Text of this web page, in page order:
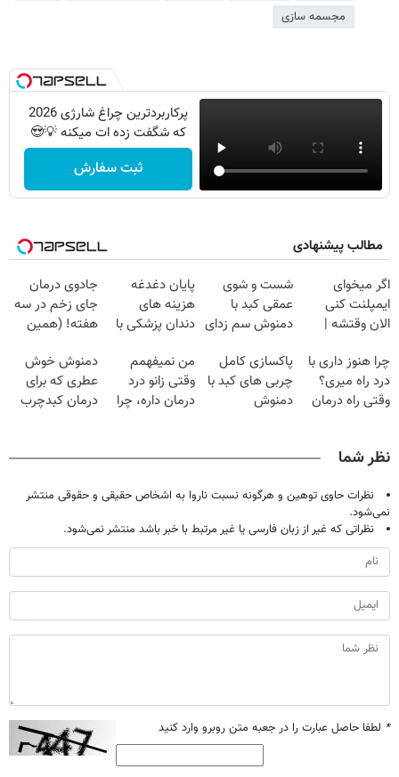
مجسمه سازی
پرکاربردترین چراغ شارژی 2026
که شگفت زده ات میکنه 💡😍
ثبت سفارش
مطالب پیشنهادی
اگر میخوای
ایمپلنت کنی
الان وقتشه |
میلیون تومان!!!
شست و شوی
عمقی کبد با
دمنوش سم زدای
پایان دغدغه
هزینه های
دندان پزشکی با
خانگی
جادوی درمان
جای زخم در سه
هفته! (همین
صحبت کنید)
چرا هنوز داری با
درد راه میری؟
وقتی راه درمان
پاکسازی کامل
چربی های کبد با
دمنوش
من نمیفهمم
وقتی زانو درد
درمان داره، چرا
دمنوش خوش
عطری که برای
درمان کبدچرب
نظر شما
نظرات حاوی توهین و هرگونه نسبت ناروا به اشخاص حقیقی و حقوقی منتشر
نمی‌شود.
نظراتی که غیر از زبان فارسی یا غیر مرتبط با خبر باشد منتشر نمی‌شود.
* لطفا حاصل عبارت را در جعبه متن روبرو وارد کنید